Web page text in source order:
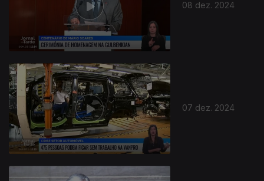
08 dez. 2024
07 dez. 2024